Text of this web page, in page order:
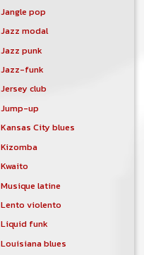
Jangle pop
Jazz modal
Jazz punk
Jazz-funk
Jersey club
Jump-up
Kansas City blues
Kizomba
Kwaito
Musique latine
Lento violento
Liquid funk
Louisiana blues